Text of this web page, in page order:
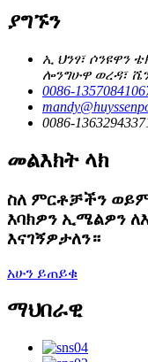
ያግኙን
ኢ ህንፃ፣ ሶንዩዋን
ሎንግሁዋ ወረዳ፣
0086-
0086-
መልእክት ላክ
ስለ ምርቶቻችን
እባክዎን ኢሜልዎን
እናገኝዎታለን።
አሁን ይጠይቁ
ማህበራዊ